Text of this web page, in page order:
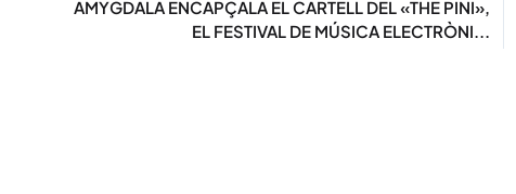
AMYGDALA ENCAPÇALA EL CARTELL DEL «THE PINI»,
EL FESTIVAL DE MÚSICA ELECTRÒNI...